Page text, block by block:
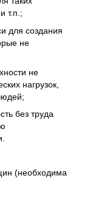
т.п.;
для создания
не
не
нагрузок,
без труда
(необходима